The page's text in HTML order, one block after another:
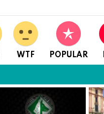
WTF POPULAR